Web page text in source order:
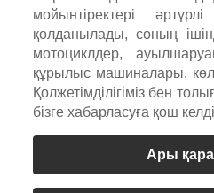
мойынтіректері
қолданылады, соның
мотоциклдер,
құрылыс машиналары,
Қолжетімділігіміз бен
бізге хабарласуға қош
Ары